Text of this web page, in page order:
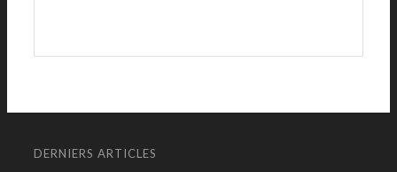
DERNIERS ARTICLES